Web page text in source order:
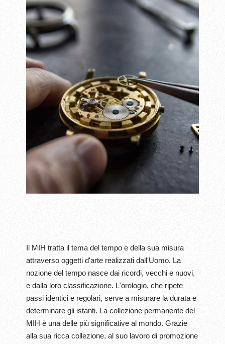
Il MIH tratta il tema del tempo e della sua misura
attraverso oggetti d'arte realizzati dall'Uomo. La
nozione del tempo nasce dai ricordi, vecchi e nuovi,
e dalla loro classificazione. L'orologio, che ripete
passi identici e regolari, serve a misurare la durata e
determinare gli istanti. La collezione permanente del
MIH è una delle più significative al mondo. Grazie
alla sua ricca collezione, al suo lavoro di promozione